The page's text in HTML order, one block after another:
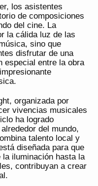
los asistentes
de composiciones
del cine. La
la cálida luz de las
sino que
disfrutar de una
especial entre la obra
organizada por
vivencias musicales
ha logrado
del mundo,
talento local y
diseñada para que
iluminación hasta la
contribuyan a crear